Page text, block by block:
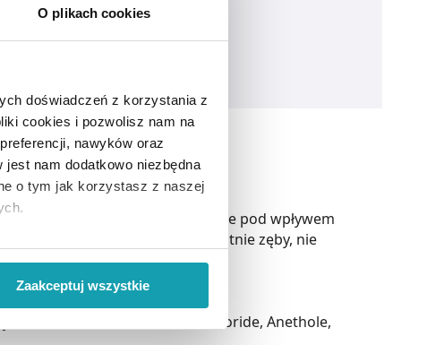
O plikach cookies
doświadczeń z korzystania z
cookies i pozwolisz nam na
nawyków oraz
nam dodatkowo niezbędna
o tym jak korzystasz z naszej
wiąże się zbieranie danych o
z brakiem dostępu do
Zaakceptuj wszystkie
bólowe występujące pod wpływem
Dzięki nim, czyści delikatnie zęby, nie
Betaine, Saccharin, Sodium Fluoride, Anethole,